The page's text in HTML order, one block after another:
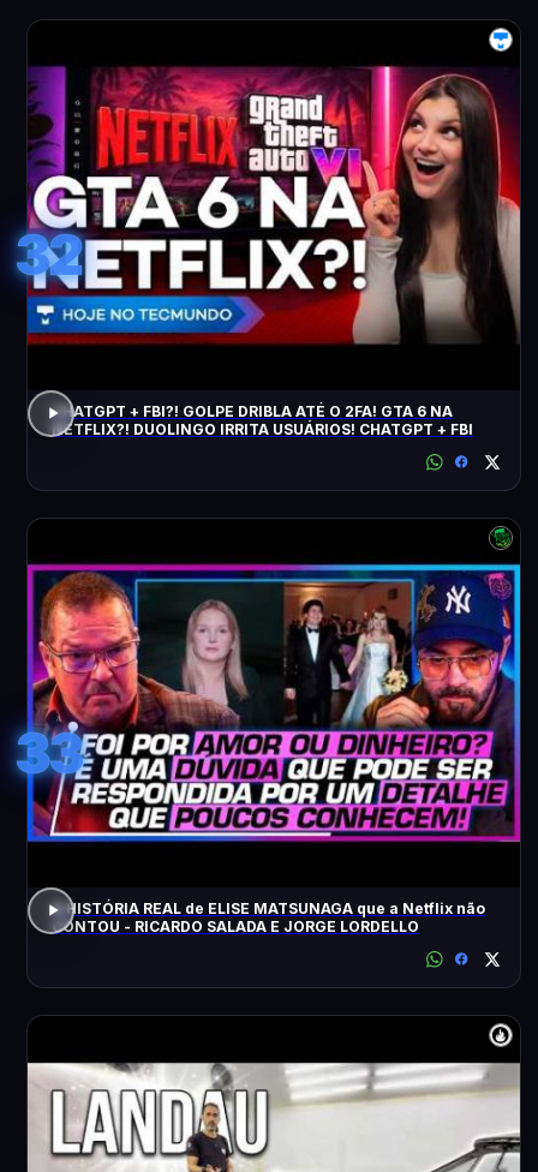
32
CHATGPT + FBI?! GOLPE DRIBLA ATÉ O 2FA! GTA 6 NA
NETFLIX?! DUOLINGO IRRITA USUÁRIOS! CHATGPT + FBI
33
A HISTÓRIA REAL de ELISE MATSUNAGA que a Netflix não
CONTOU - RICARDO SALADA E JORGE LORDELLO